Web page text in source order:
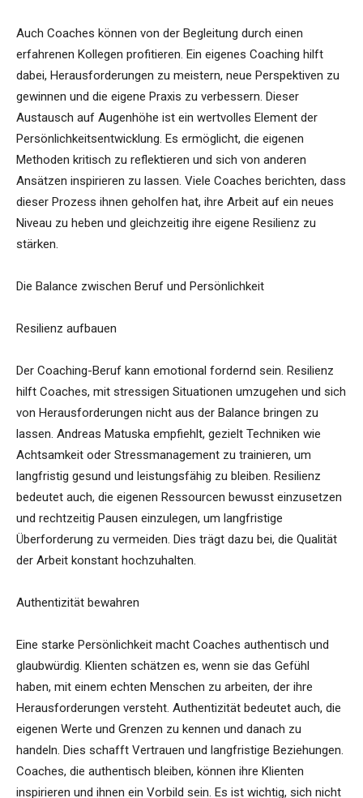
Auch Coaches können von der Begleitung durch einen
erfahrenen Kollegen profitieren. Ein eigenes Coaching hilft
dabei, Herausforderungen zu meistern, neue Perspektiven zu
gewinnen und die eigene Praxis zu verbessern. Dieser
Austausch auf Augenhöhe ist ein wertvolles Element der
Persönlichkeitsentwicklung. Es ermöglicht, die eigenen
Methoden kritisch zu reflektieren und sich von anderen
Ansätzen inspirieren zu lassen. Viele Coaches berichten, dass
dieser Prozess ihnen geholfen hat, ihre Arbeit auf ein neues
Niveau zu heben und gleichzeitig ihre eigene Resilienz zu
stärken.
Die Balance zwischen Beruf und Persönlichkeit
Resilienz aufbauen
Der Coaching-Beruf kann emotional fordernd sein. Resilienz
hilft Coaches, mit stressigen Situationen umzugehen und sich
von Herausforderungen nicht aus der Balance bringen zu
lassen. Andreas Matuska empfiehlt, gezielt Techniken wie
Achtsamkeit oder Stressmanagement zu trainieren, um
langfristig gesund und leistungsfähig zu bleiben. Resilienz
bedeutet auch, die eigenen Ressourcen bewusst einzusetzen
und rechtzeitig Pausen einzulegen, um langfristige
Überforderung zu vermeiden. Dies trägt dazu bei, die Qualität
der Arbeit konstant hochzuhalten.
Authentizität bewahren
Eine starke Persönlichkeit macht Coaches authentisch und
glaubwürdig. Klienten schätzen es, wenn sie das Gefühl
haben, mit einem echten Menschen zu arbeiten, der ihre
Herausforderungen versteht. Authentizität bedeutet auch, die
eigenen Werte und Grenzen zu kennen und danach zu
handeln. Dies schafft Vertrauen und langfristige Beziehungen.
Coaches, die authentisch bleiben, können ihre Klienten
inspirieren und ihnen ein Vorbild sein. Es ist wichtig, sich nicht